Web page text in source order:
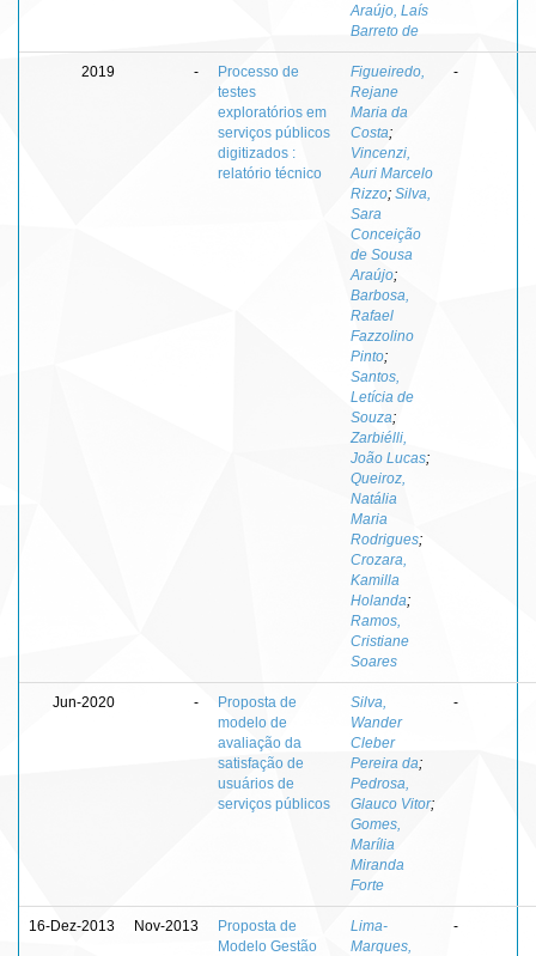
Araújo, Laís
Barreto de
2019 -
Processo de
testes
exploratórios em
serviços públicos
digitizados :
relatório técnico
Figueiredo,
Rejane
Maria da
Costa;
Vincenzi,
Auri Marcelo
Rizzo; Silva,
Sara
Conceição
de Sousa
Araújo;
Barbosa,
Rafael
Fazzolino
Pinto;
Santos,
Letícia de
Souza;
Zarbiélli,
João Lucas;
Queiroz,
Natália
Maria
Rodrigues;
Crozara,
Kamilla
Holanda;
Ramos,
Cristiane
Soares
-
Jun-2020 -
Proposta de
modelo de
avaliação da
satisfação de
usuários de
serviços públicos
Silva,
Wander
Cleber
Pereira da;
Pedrosa,
Glauco Vitor;
Gomes,
Marília
Miranda
Forte
-
16-Dez-2013 Nov-2013
Proposta de
Modelo Gestão
Lima-
Marques,
-